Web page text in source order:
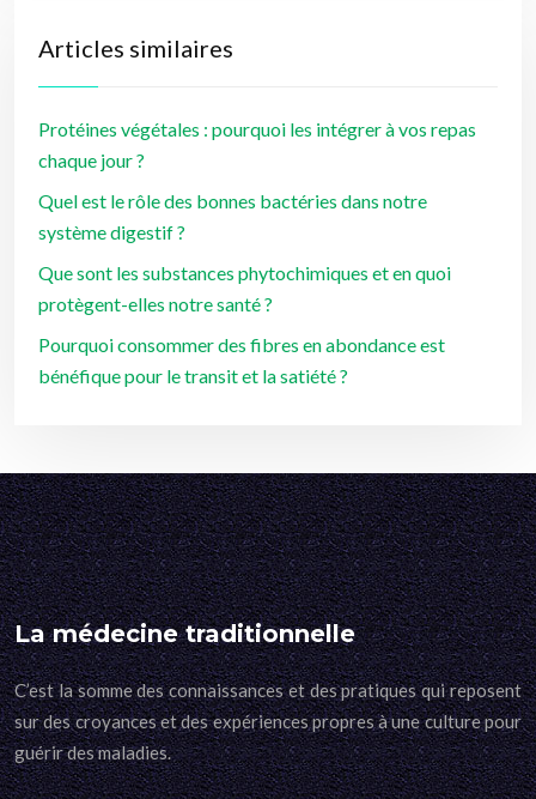
Articles similaires
Protéines végétales : pourquoi les intégrer à vos repas
chaque jour ?
Quel est le rôle des bonnes bactéries dans notre
système digestif ?
Que sont les substances phytochimiques et en quoi
protègent-elles notre santé ?
Pourquoi consommer des fibres en abondance est
bénéfique pour le transit et la satiété ?
La médecine traditionnelle
C’est la somme des connaissances et des pratiques qui reposent
sur des croyances et des expériences propres à une culture pour
guérir des maladies.